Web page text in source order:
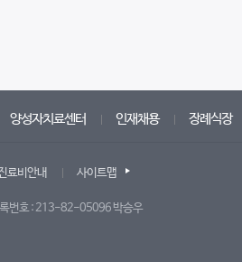
양성자치료센터 인재채용 장례식장
료비안내 사이트맵
번호 : 213-82-05096 박승우